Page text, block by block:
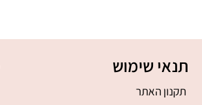
תנאי שימוש
תקנון האתר